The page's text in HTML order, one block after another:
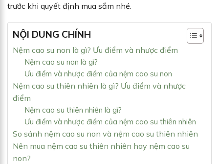
trước khi quyết định mua sắm nhé.
NỘI DUNG CHÍNH
Nệm cao su non là gì? Ưu điểm và nhược điểm
Nệm cao su non là gì?
Ưu điểm và nhược điểm của nệm cao su non
Nệm cao su thiên nhiên là gì? Ưu điểm và nhược
điểm
Nệm cao su thiên nhiên là gì?
Ưu điểm và nhược điểm của nệm cao su thiên nhiên
So sánh nệm cao su non và nệm cao su thiên nhiên
Nên mua nệm cao su thiên nhiên hay nệm cao su
non?